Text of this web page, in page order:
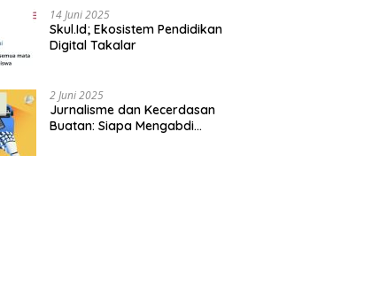
14 Juni 2025
Skul.Id; Ekosistem Pendidikan
Digital Takalar
2 Juni 2025
Jurnalisme dan Kecerdasan
Buatan: Siapa Mengabdi